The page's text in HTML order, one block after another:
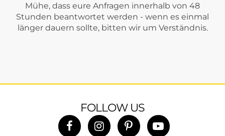
Mühe, dass eure Anfragen innerhalb von 48
Stunden beantwortet werden - wenn es einmal
länger dauern sollte, bitten wir um Verständnis.
FOLLOW US